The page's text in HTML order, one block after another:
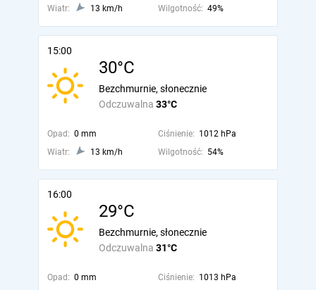
Wiatr:
13 km/h Wilgotność: 49%
15:00
30°C
Odczuwalna 33°C
Bezchmurnie, słonecznie
Opad: 0 mm Ciśnienie: 1012 hPa
Wiatr:
13 km/h Wilgotność: 54%
16:00
29°C
Odczuwalna 31°C
Bezchmurnie, słonecznie
Opad: 0 mm Ciśnienie: 1013 hPa